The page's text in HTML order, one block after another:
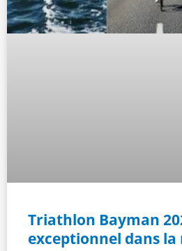
Triathlon Bayman
exceptionnel dans la